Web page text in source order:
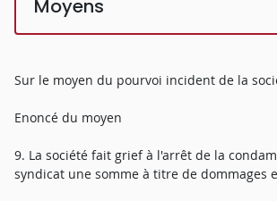
Moyens
Sur le moyen du pourvoi incident de la
Enoncé du moyen
9. La société fait grief à l'arrêt de la
syndicat une somme à titre de dommages